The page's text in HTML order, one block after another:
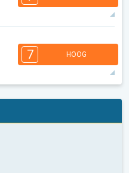
14:00
20:16 32°max
14:00
4
20:14 30°max
7 HOOG
5 4